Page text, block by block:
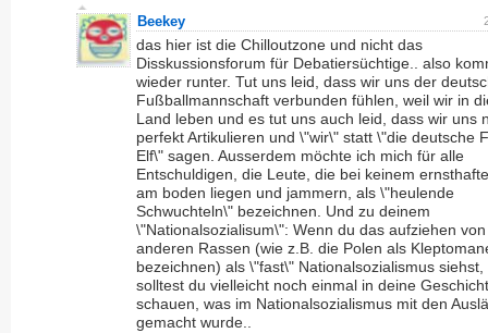
Beekey
das hier ist die Chilloutzone und nicht das
Disskussionsforum für Debatiersüchtige.. also
wieder runter. Tut uns leid, dass wir uns der
Fußballmannschaft verbunden fühlen, weil wir in
Land leben und es tut uns auch leid, dass wir uns
perfekt Artikulieren und \"wir\" statt \"die deutsche
Elf\" sagen. Ausserdem möchte ich mich für alle
Entschuldigen, die Leute, die bei keinem
am boden liegen und jammern, als \"heulende
Schwuchteln\" bezeichnen. Und zu deinem
\"Nationalsozialisum\": Wenn du das aufziehen von
anderen Rassen (wie z.B. die Polen als
bezeichnen) als \"fast\" Nationalsozialismus siehst,
solltest du vielleicht noch einmal in deine
schauen, was im Nationalsozialismus mit den
gemacht wurde..